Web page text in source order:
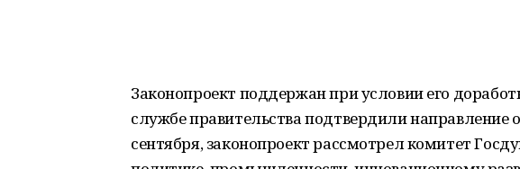
Законопроект поддержан при условии его
службе правительства подтвердили направление
сентября, законопроект рассмотрел комитет